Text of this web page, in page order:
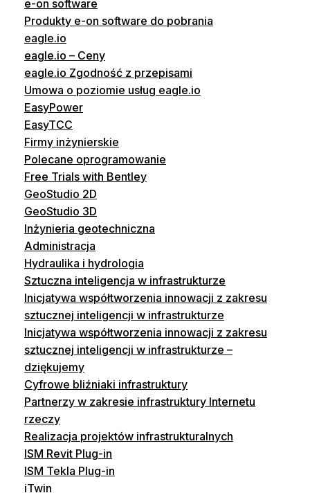
e-on software
Produkty e-on software do pobrania
eagle.io
eagle.io – Ceny
eagle.io Zgodność z przepisami
Umowa o poziomie usług eagle.io
EasyPower
EasyTCC
Firmy inżynierskie
Polecane oprogramowanie
Free Trials with Bentley
GeoStudio 2D
GeoStudio 3D
Inżynieria geotechniczna
Administracja
Hydraulika i hydrologia
Sztuczna inteligencja w infrastrukturze
Inicjatywa współtworzenia innowacji z zakresu
sztucznej inteligencji w infrastrukturze
Inicjatywa współtworzenia innowacji z zakresu
sztucznej inteligencji w infrastrukturze –
dziękujemy
Cyfrowe bliźniaki infrastruktury
Partnerzy w zakresie infrastruktury Internetu
rzeczy
Realizacja projektów infrastrukturalnych
ISM Revit Plug-in
ISM Tekla Plug-in
iTwin